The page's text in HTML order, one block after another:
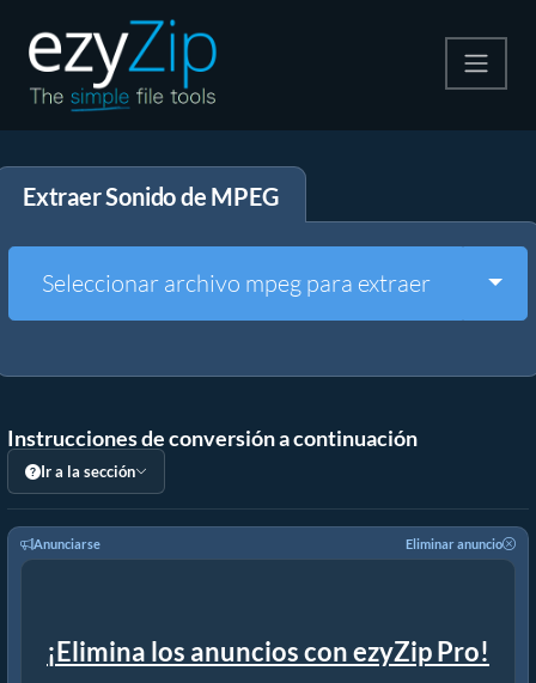
Descomprime
Otras herramientas
Extraer Sonido de MPEG
Seleccionar archivo mpeg para extraer
Instrucciones de conversión a continuación
Ir a la sección
Anunciarse Eliminar anuncio
¡Elimina los anuncios con ezyZip Pro!